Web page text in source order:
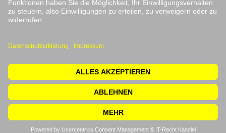
ABONNIEREN
Sie unsere
Datenschutzbestimmungen
© 2026 Waagen Kissling. Alle Rechte vorbehalten.
Datenschutzerklärung